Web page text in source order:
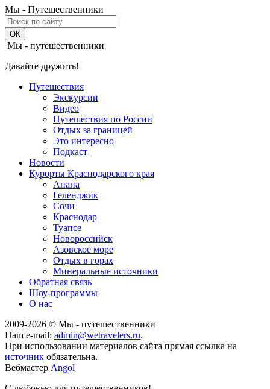
Мы - Путешественники
Мы - путешественники
Давайте дружить!
Путешествия
Экскурсии
Видео
Путешествия по России
Отдых за границей
Это интересно
Подкаст
Новости
Курорты Краснодарского края
Анапа
Геленджик
Сочи
Краснодар
Туапсе
Новороссийск
Азовское море
Отдых в горах
Минеральные источники
Обратная связь
Шоу-программы
О нас
2009-2026 © Мы - путешественники
Наш e-mail: admin@wetravelers.ru.
При использовании материалов сайта прямая ссылка на
источник обязательна.
Вебмастер Angol